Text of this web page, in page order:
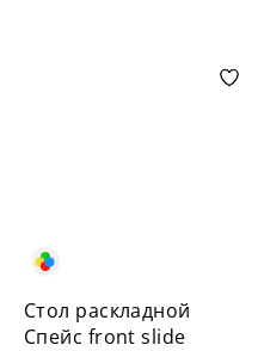
Стол раскладной
Спейс front slide